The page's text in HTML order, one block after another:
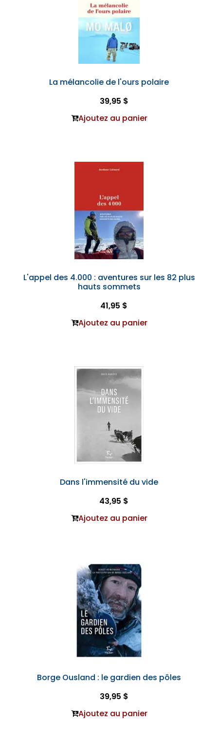
La mélancolie de l'ours polaire
39,95 $
Ajoutez au panier
L'appel des 4.000 : aventures sur les 82 plus
hauts sommets
41,95 $
Ajoutez au panier
Dans l'immensité du vide
43,95 $
Ajoutez au panier
Borge Ousland : le gardien des pôles
39,95 $
Ajoutez au panier